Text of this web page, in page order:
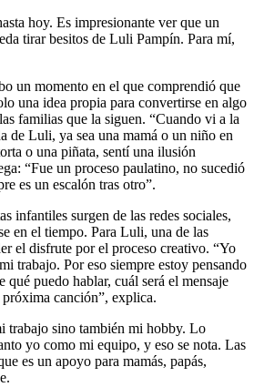
hoy. Es impresionante ver que un
tirar besitos de Luli Pampín. Para mí,
un momento en el que comprendió que
una idea propia para convertirse en algo
familias que la siguen. “Cuando vi a la
de Luli, ya sea una mamá o un niño en
o una piñata, sentí una ilusión
“Fue un proceso paulatino, no sucedió
es un escalón tras otro”.
infantiles surgen de las redes sociales,
en el tiempo. Para Luli, una de las
el disfrute por el proceso creativo. “Yo
trabajo. Por eso siempre estoy pensando
qué puedo hablar, cuál será el mensaje
canción”, explica.
trabajo sino también mi hobby. Lo
yo como mi equipo, y eso se nota. Las
es un apoyo para mamás, papás,